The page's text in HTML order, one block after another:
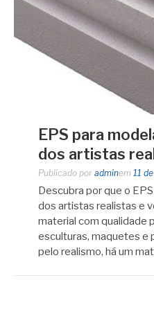
EPS para
dos artistas
Publicado por adminem 11
Descubra por que o
dos artistas realistas e
material com qualidade
esculturas, maquetes e
pelo realismo, há um